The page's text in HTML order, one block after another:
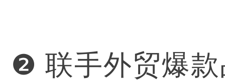
❷ 联手外贸爆款